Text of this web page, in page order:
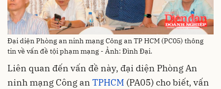
Đại diện Phòng an ninh mạng Công an TP HCM (PC05) thông
tin về vấn đề tội phạm mạng - Ảnh: Đình Đại.
Liên quan đến vấn đề này, đại diện Phòng An
ninh mạng Công an TPHCM (PA05) cho biết, vấn